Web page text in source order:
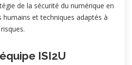
de la sécurité du numérique en
et techniques adaptés à
ISI2U